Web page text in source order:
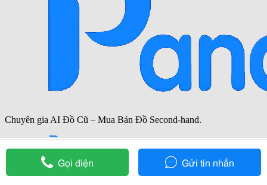
Gọi điện Gửi tin nhắn
Hỗ trợ
Liên hệ Quảng Cáo 02439747875